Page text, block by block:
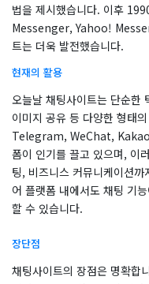
법을 제시했습니다. 이후
Messenger, Yahoo!
트는 더욱 발전했습니다.
현재의 활용
오늘날 채팅사이트는 단순한
이미지 공유 등 다양한 형태
Telegram, WeChat,
폼이 인기를 끌고 있으며, 이
팅, 비즈니스 커뮤니케이션
어 플랫폼 내에서도 채팅 기
할 수 있습니다.
장단점
채팅사이트의 장점은 명확합